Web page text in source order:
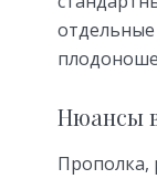
Нюансы
Прополка,